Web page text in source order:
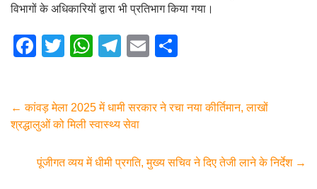
विभागों के अधिकारियों द्वारा भी प्रतिभाग किया गया।
F
e
b
o
T
er
W
s
A
p
T
gr
a
m
E
e
← कांवड़ मेला 2025 में धामी सरकार ने रचा नया कीर्तिमान, लाखों
श्रद्धालुओं को मिली स्वास्थ्य सेवा
पूंजीगत व्यय में धीमी प्रगति, मुख्य सचिव ने दिए तेजी लाने के निर्देश →